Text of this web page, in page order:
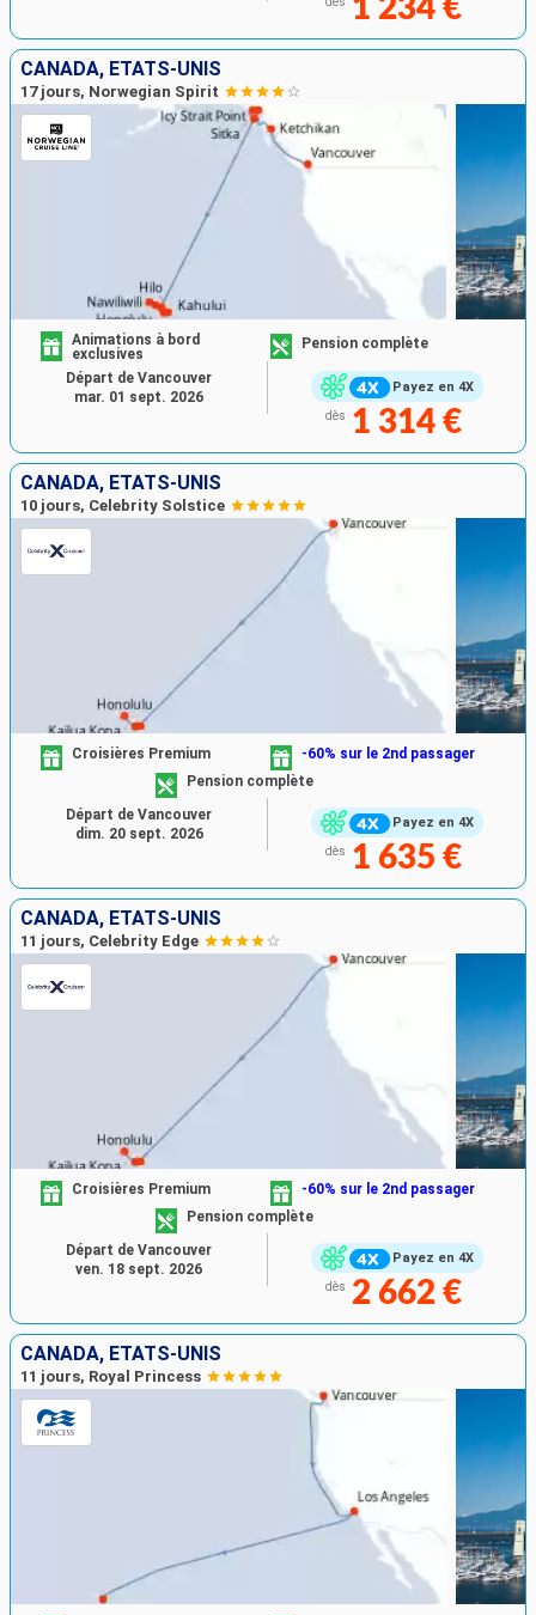
1 234 €
CANADA, ÉTATS-UNIS
17 jours, Norwegian Spirit
Payez en 4X
Animations à bord
exclusives
Pension complète
dès 1 314 €
Départ de Vancouver
mar. 01 sept. 2026
CANADA, ÉTATS-UNIS
10 jours, Celebrity Solstice
Payez en 4X
Croisières Premium
-60% sur le 2nd passager
Pension complète
dès 1 635 €
Départ de Vancouver
dim. 20 sept. 2026
CANADA, ÉTATS-UNIS
11 jours, Celebrity Edge
Payez en 4X
Croisières Premium
-60% sur le 2nd passager
Pension complète
dès 2 662 €
Départ de Vancouver
ven. 18 sept. 2026
CANADA, ÉTATS-UNIS
11 jours, Royal Princess